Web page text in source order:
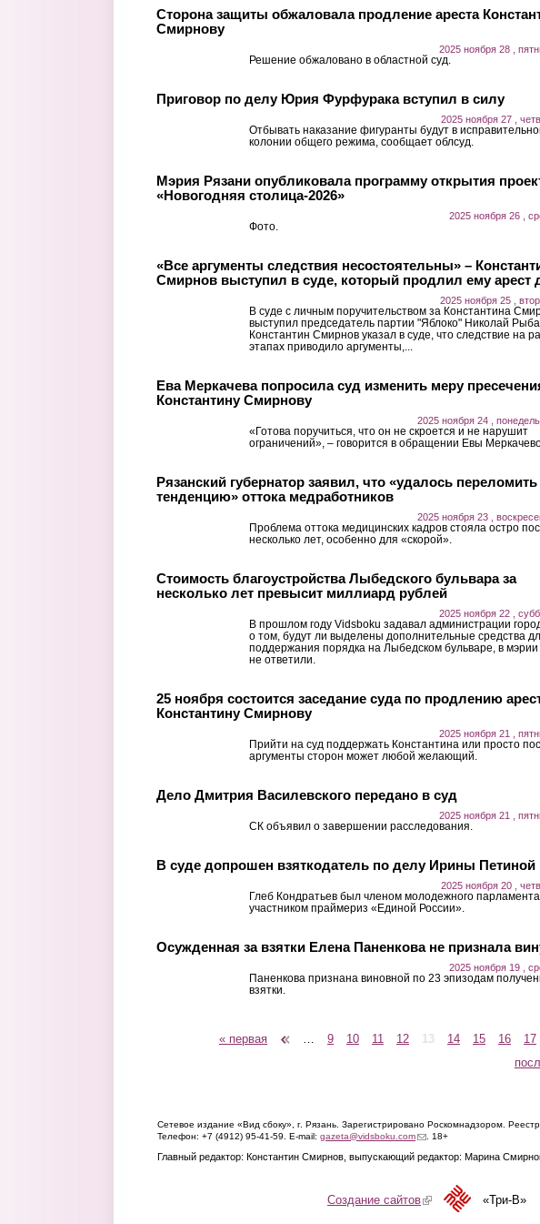
Сторона защиты обжаловала продление ареста
Смирнову
2025 ноября 28 ,
Решение обжаловано в областной суд.
Приговор по делу Юрия Фурфурака вступил в силу
2025 ноября 27 ,
Отбывать наказание фигуранты будут в
колонии общего режима, сообщает облсуд.
Мэрия Рязани опубликовала программу открытия
«Новогодняя столица-2026»
2025 ноября 26 ,
Фото.
«Все аргументы следствия несостоятельны» –
Смирнов выступил в суде, который продлил ему арест
2025 ноября 25 ,
В суде с личным поручительством за Константина
выступил председатель партии "Яблоко" Николай
Константин Смирнов указал в суде, что следствие на
этапах приводило аргументы,...
Ева Меркачева попросила суд изменить меру
Константину Смирнову
2025 ноября 24 ,
«Готова поручиться, что он не скроется и не нарушит
ограничений», – говорится в обращении Евы
Рязанский губернатор заявил, что «удалось переломить
тенденцию» оттока медработников
2025 ноября 23 ,
Проблема оттока медицинских кадров стояла остро
несколько лет, особенно для «скорой».
Стоимость благоустройства Лыбедского бульвара за
несколько лет превысит миллиард рублей
2025 ноября 22 ,
В прошлом году Vidsboku задавал администрации
о том, будут ли выделены дополнительные средства
поддержания порядка на Лыбедском бульваре, в мэрии
не ответили.
25 ноября состоится заседание суда по продлению
Константину Смирнову
2025 ноября 21 ,
Прийти на суд поддержать Константина или просто
аргументы сторон может любой желающий.
Дело Дмитрия Василевского передано в суд
2025 ноября 21 ,
СК объявил о завершении расследования.
В суде допрошен взяткодатель по делу Ирины Петиной
2025 ноября 20 ,
Глеб Кондратьев был членом молодежного
участником праймериз «Единой России».
Осужденная за взятки Елена Паненкова не признала
2025 ноября 19 ,
Паненкова признана виновной по 23 эпизодам
взятки.
Страницы« первая 9 10 11 12 13 14 15 16 17
Сетевое издание «Вид сбоку», г. Рязань. Зарегистрировано Роскомнадзором.
Телефон: +7 (4912) 95-41-59. E-mail: gazeta@vidsboku.com(link sends e-mail)
. 18+
Главный редактор: Константин Смирнов, выпускающий редактор: Марина
Создание сайтов(link is external)«Три-В»